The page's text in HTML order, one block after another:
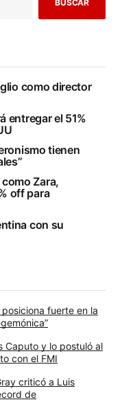
BUSCAR
como director
entregar el 51%
tienen
Zara,
off para
con su
fuerte en la
Caputo y lo postuló al
con el FMI
criticó a Luis
de